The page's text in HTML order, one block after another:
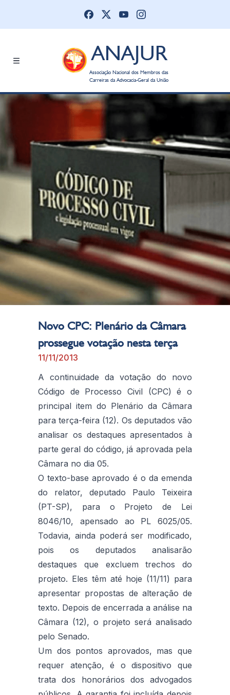
ANAJUR
Associação Nacional dos Membros das
Carreiras da Advocacia-Geral da União
Novo CPC: Plenário da Câmara
prossegue votação nesta terça
11/11/2013
A continuidade da votação do novo
Código de Processo Civil (CPC) é o
principal item do Plenário da Câmara
para terça-feira (12). Os deputados vão
analisar os destaques apresentados à
parte geral do código, já aprovada pela
Câmara no dia 05.
O texto-base aprovado é o da emenda
do relator, deputado Paulo Teixeira
(PT-SP), para o Projeto de Lei
8046/10, apensado ao PL 6025/05.
Todavia, ainda poderá ser modificado,
pois os deputados analisarão
destaques que excluem trechos do
projeto. Eles têm até hoje (11/11) para
apresentar propostas de alteração de
texto. Depois de encerrada a análise na
Câmara (12), o projeto será analisado
pelo Senado.
Um dos pontos aprovados, mas que
requer atenção, é o dispositivo que
trata dos honorários dos advogados